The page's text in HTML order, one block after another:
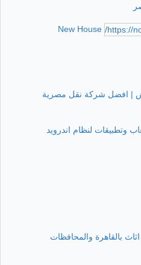
New House
| افضل شركة نقل مصرية
وتطبيقات لنظام اندرويد
بالقاهرة والمحافظات